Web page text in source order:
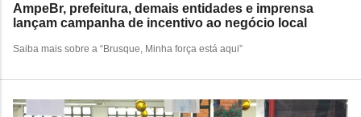
AmpeBr, prefeitura, demais entidades e imprensa
lançam campanha de incentivo ao negócio local
Saiba mais sobre a “Brusque, Minha força está aqui”